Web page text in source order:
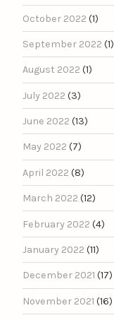
October 2022 (1)
September 2022 (1)
August 2022 (1)
July 2022 (3)
June 2022 (13)
May 2022 (7)
April 2022 (8)
March 2022 (12)
February 2022 (4)
January 2022 (11)
December 2021 (17)
November 2021 (16)